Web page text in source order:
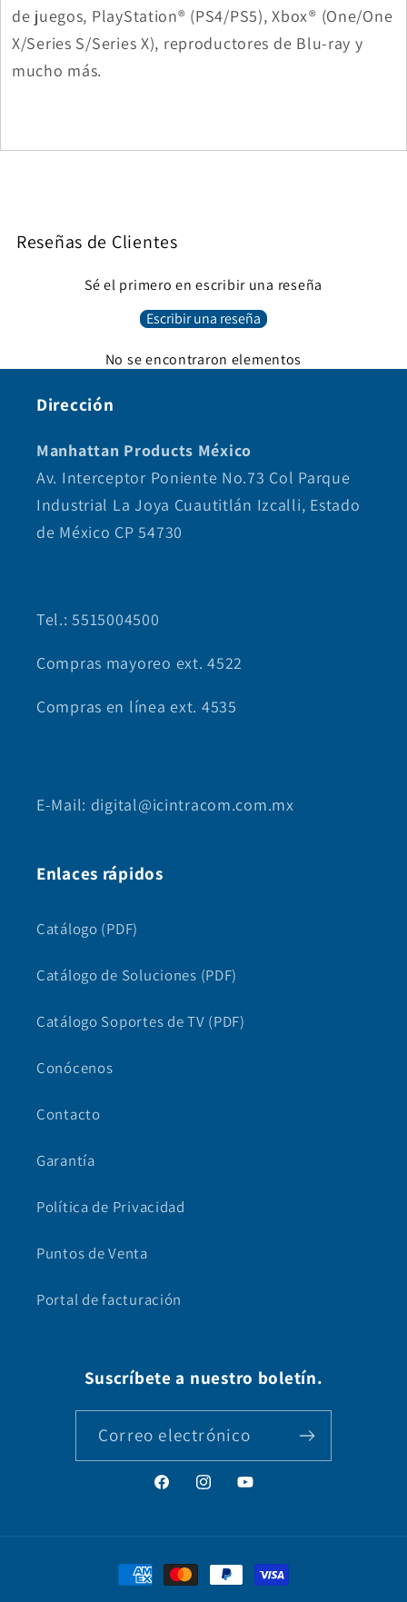
de juegos, PlayStation® (PS4/PS5), Xbox® (One/One
X/Series S/Series X), reproductores de Blu-ray y
mucho más.
Reseñas de Clientes
Sé el primero en escribir una reseña
Escribir una reseña
No se encontraron elementos
Dirección
Manhattan Products México
Av. Interceptor Poniente No.73 Col Parque
Industrial La Joya Cuautitlán Izcalli, Estado
de México CP 54730
Tel.: 5515004500
Compras mayoreo ext. 4522
Compras en línea ext. 4535
E-Mail: digital@icintracom.com.mx
Enlaces rápidos
Catálogo (PDF)
Catálogo de Soluciones (PDF)
Catálogo Soportes de TV (PDF)
Conócenos
Contacto
Garantía
Política de Privacidad
Puntos de Venta
Portal de facturación
Suscríbete a nuestro boletín.
Correo electrónico
FacebookInstagramYouTube
Formas
de